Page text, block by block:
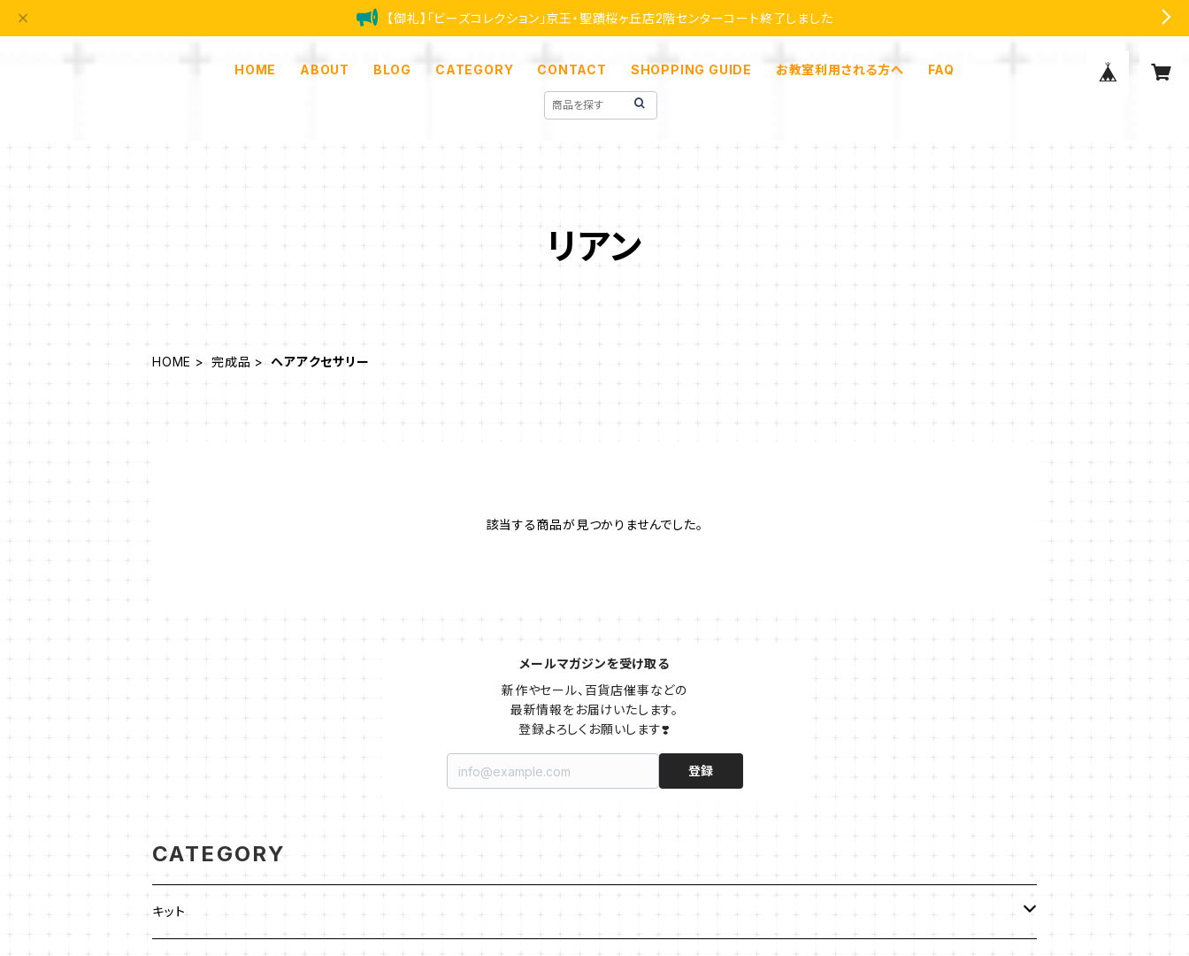
【御礼】「ビーズコレクション」京王・聖蹟桜ヶ丘店2階センターコート終了しました
HOME ABOUT BLOG CATEGORY CONTACT SHOPPING GUIDE お教室利用される方へ FAQ
リアン
HOME 完成品 ヘアアクセサリー
該当する商品が見つかりませんでした。
メールマガジンを受け取る
新作やセール、百貨店催事などの
最新情報をお届けいたします。
登録よろしくお願いします❣️
登録
CATEGORY
キット